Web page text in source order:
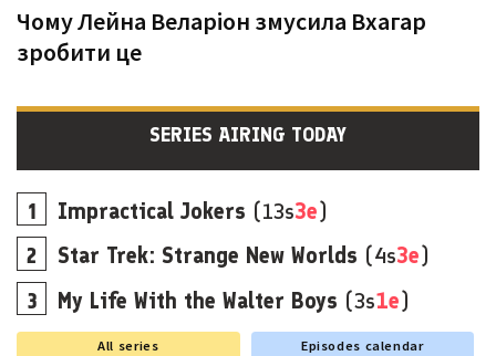
Чому Лейна Веларіон змусила Вхагар
зробити це
SERIES AIRING TODAY
Impractical Jokers (13s3e)
Star Trek: Strange New Worlds (4s3e)
My Life With the Walter Boys (3s1e)
All series Episodes calendar